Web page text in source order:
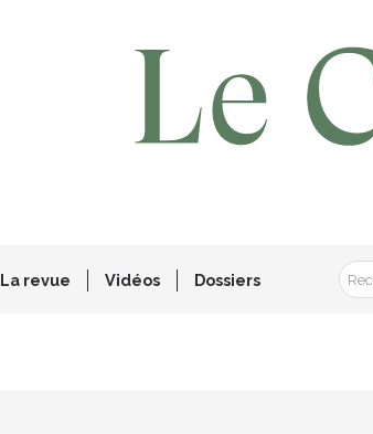
La revue Vidéos Dossiers